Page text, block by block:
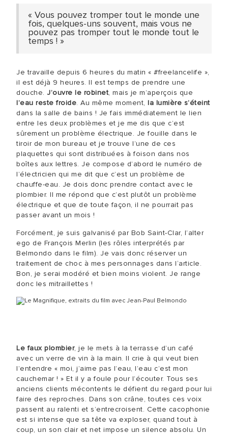
« Vous pouvez tromper tout le monde une
fois, quelques-uns souvent, mais vous ne
pouvez pas tromper tout le monde tout le
temps ! »
Je travaille depuis 6 heures du matin « #freelancelife »,
il est déjà 9 heures. Il est temps de prendre une
douche. J’ouvre le robinet, mais je m’aperçois que
l’eau reste froide. Au même moment, la lumière s’éteint
dans la salle de bains ! Je fais immédiatement le lien
entre les deux problèmes et je me dis que c’est
sûrement un problème électrique. Je fouille dans le
tiroir de mon bureau et je trouve l’une de ces
plaquettes qui sont distribuées à foison dans nos
boîtes aux lettres. Je compose d’abord le numéro de
l’électricien qui me dit que c’est un problème de
chauffe-eau. Je dois donc prendre contact avec le
plombier. Il me répond que c’est plutôt un problème
électrique et que de toute façon, il ne pourrait pas
passer avant un mois !
Forcément, je suis galvanisé par Bob Saint-Clar, l’alter
ego de François Merlin (les rôles interprétés par
Belmondo dans le film). Je vais donc réserver un
traitement de choc à mes personnages dans l‘article.
Bon, je serai modéré et bien moins violent. Je range
donc les mitraillettes !
Le faux plombier, je le mets à la terrasse d’un café
avec un verre de vin à la main. Il crie à qui veut bien
l’entendre « moi, j’aime pas l’eau, l’eau c’est mon
cauchemar ! » Et il y a foule pour l’écouter. Tous ses
anciens clients mécontents le défient du regard pour lui
faire des reproches. Dans son crâne, toutes ces voix
passent au ralenti et s’entrecroisent. Cette cacophonie
est si intense que sa tête va exploser, quand tout à
coup, un son clair et net impose un silence absolu. Un